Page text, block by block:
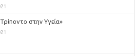
στην Υγεία»